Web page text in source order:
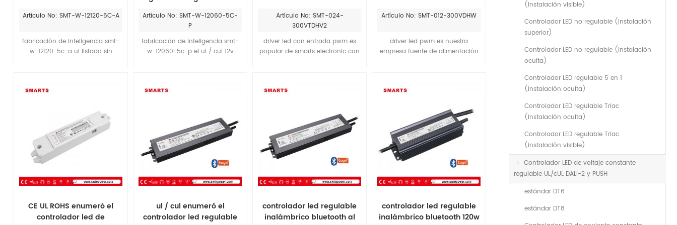
(instalación visible)
Controlador LED no regulable (instalación
superior)
Controlador LED no regulable (instalación
oculta)
Controlador LED regulable 5 en 1
(instalación oculta)
Controlador LED regulable Triac
(instalación oculta)
Controlador LED regulable Triac
(instalación visible)
Controlador LED de voltaje constante
regulable UL/cUL DALI-2 y PUSH
estándar DT6
estándar DT8
aire libre
Artículo No: SMT-W-12120-5C-A
fabricación de inteligencia smt-
w-12120-5c-a ul listado sin
4ch o 5ch.Puede combinar bien
LED de decoración brillante 12v
Artículo No: SMT-W-12060-5C-
P
fabricación de inteligencia smt-
w-12060-5c-p el ul / cul 12v
su tiempo de inicio es inferior a
en 1
Artículo No: SMT-024-
300VTDHV2
driver led con entrada pwm es
popular de smarts electronic con
fuente de alimentación puede
eficiencia puede llegar hasta el
87%.y puede combinarse con la
extrusión pds4-plus de la
empresa klusdesign
Artículo No: SMT-012-300VDHW
driver led pwm es nuestra
empresa fuente de alimentación
de hasta 0.95 y la alta eficiencia
puede combinarse con el foco de
bala pwsl-r12 de la compañía del
grupo de iluminación aq
CE UL ROHS enumeró el
controlador led de
ul / cul enumeró el
controlador led regulable
controlador led regulable
inalámbrico bluetooth al
controlador led regulable
inalámbrico bluetooth 120w